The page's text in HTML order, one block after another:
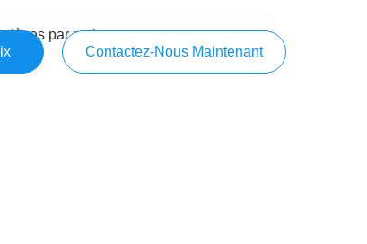
pièces par mois
Contactez-Nous Maintenant